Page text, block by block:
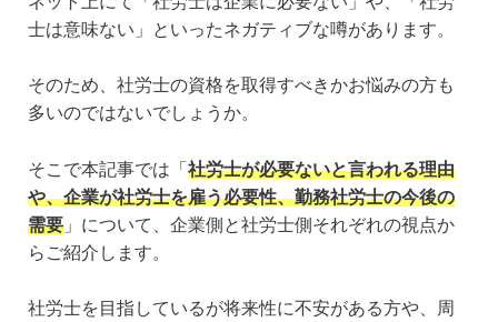
士は意味ない」といったネガティブな噂があります。
そのため、社労士の資格を取得すべきかお悩みの方も
多いのではないでしょうか。
そこで本記事では「 社労士が必要ないと言われる理由
や、企業が社労士を雇う必要性、勤務社労士の今後の
需要 」について、企業側と社労士側それぞれの視点か
らご紹介します。
社労士を目指しているが将来性に不安がある方や、周